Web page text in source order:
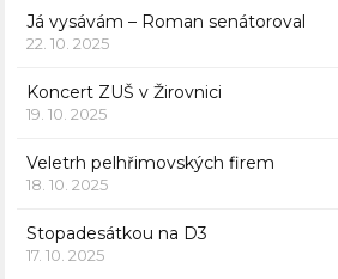
Já vysávám – Roman senátoroval
22. 10. 2025
Koncert ZUŠ v Žirovnici
19. 10. 2025
Veletrh pelhřimovských firem
18. 10. 2025
Stopadesátkou na D3
17. 10. 2025